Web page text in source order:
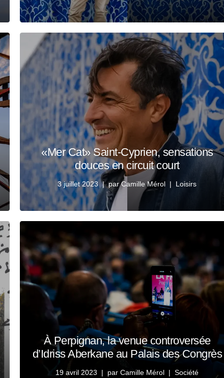
«Mer Cat» Saint-Cyprien, sensations
douces en circuit court
3 juillet 2023 parCamille Mérol Loisirs
À Perpignan, la venue controversée
d’Idriss Aberkane au Palais des Congrès
19 avril 2023 parCamille Mérol Société